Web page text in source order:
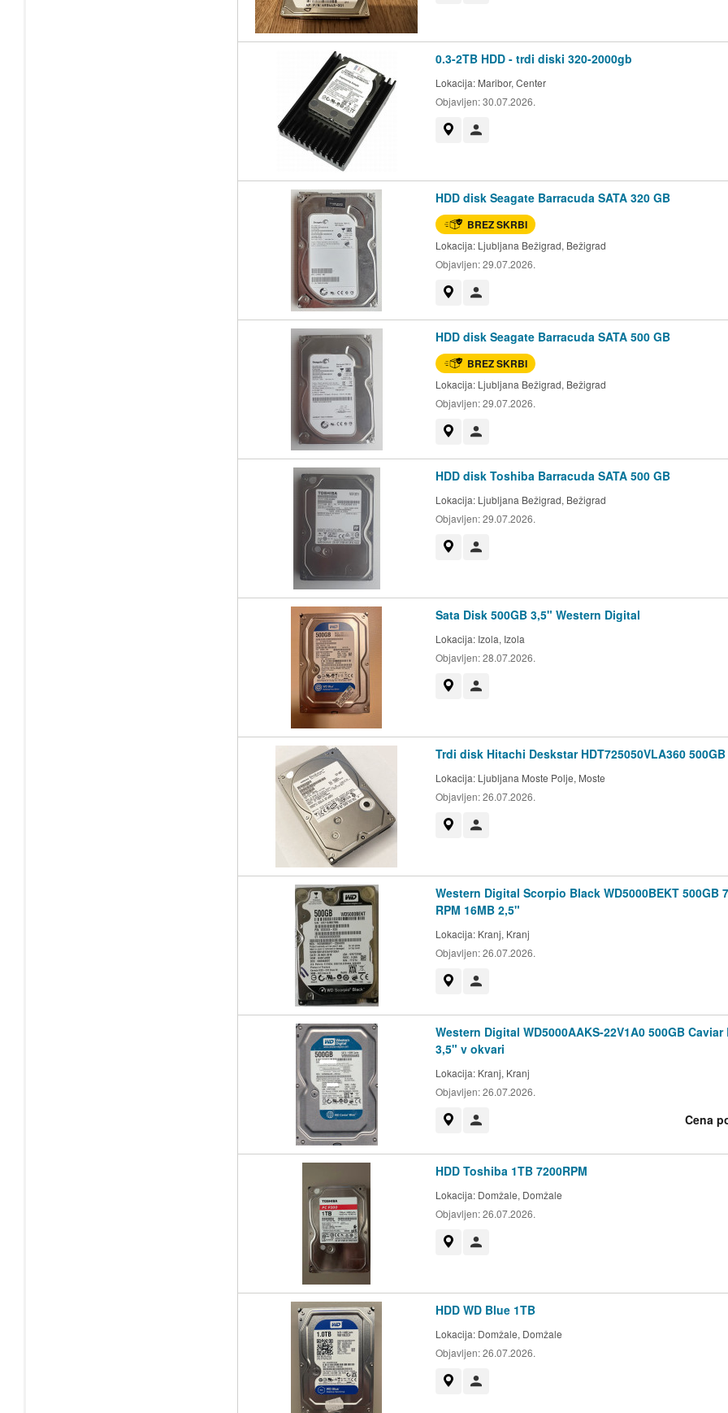
0.3-2TB HDD - trdi diski 320-2000gb
Lokacija: Maribor, Center
Objavljen:30.07.2026.
HDD disk Seagate Barracuda SATA 320 GB
BREZ SKRBI
Lokacija: Ljubljana Bežigrad, Bežigrad
Objavljen:29.07.2026.
HDD disk Seagate Barracuda SATA 500 GB
BREZ SKRBI
Lokacija: Ljubljana Bežigrad, Bežigrad
Objavljen:29.07.2026.
HDD disk Toshiba Barracuda SATA 500 GB
Lokacija: Ljubljana Bežigrad, Bežigrad
Objavljen:29.07.2026.
Sata Disk 500GB 3,5" Western Digital
Lokacija: Izola, Izola
Objavljen:28.07.2026.
Trdi disk Hitachi Deskstar HDT725050VLA360 500GB
Lokacija: Ljubljana Moste Polje, Moste
Objavljen:26.07.2026.
Western Digital Scorpio Black WD5000BEKT 500GB
RPM 16MB 2,5"
Lokacija: Kranj, Kranj
Objavljen:26.07.2026.
Western Digital WD5000AAKS-22V1A0 500GB Caviar
3,5" v okvari
Lokacija: Kranj, Kranj
Objavljen:26.07.2026.
Cena
HDD Toshiba 1TB 7200RPM
Lokacija: Domžale, Domžale
Objavljen:26.07.2026.
HDD WD Blue 1TB
Lokacija: Domžale, Domžale
Objavljen:26.07.2026.